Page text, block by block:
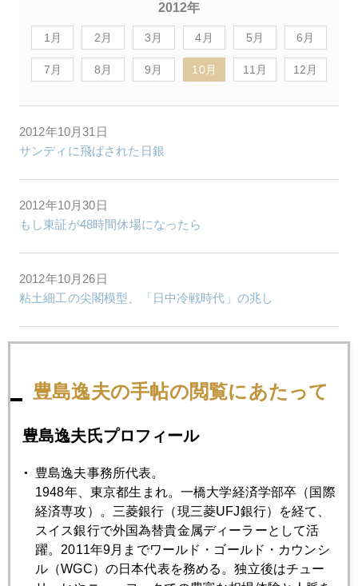
2012年
1月 2月 3月 4月 5月 6月
7月 8月 9月 10月 11月 12月
2012年10月31日
サンディに飛ばされた日銀
2012年10月30日
もし東証が48時間休場になったら
2012年10月26日
粘土細工の尖閣模型、「日中冷戦時代」の兆し
2012年10月24日
金下落続く
2012年10月23日
4インチ画面上の「仁義なき戦い」
2012年10月22日
豊島逸夫の手帖の閲覧にあたって
豊島逸夫氏プロフィール
豊島逸夫事務所代表。
1948年、東京都生まれ。一橋大学経済学部卒（国際
経済専攻）。三菱銀行（現三菱UFJ銀行）を経て、
スイス銀行で外国為替貴金属ディーラーとして活
躍。2011年9月までワールド・ゴールド・カウンシ
ル（WGC）の日本代表を務める。独立後はチュー